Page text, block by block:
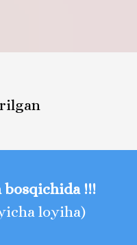
bosqichida !!!
loyiha)